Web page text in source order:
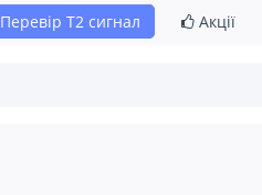
Перевір Т2 сигнал Акції